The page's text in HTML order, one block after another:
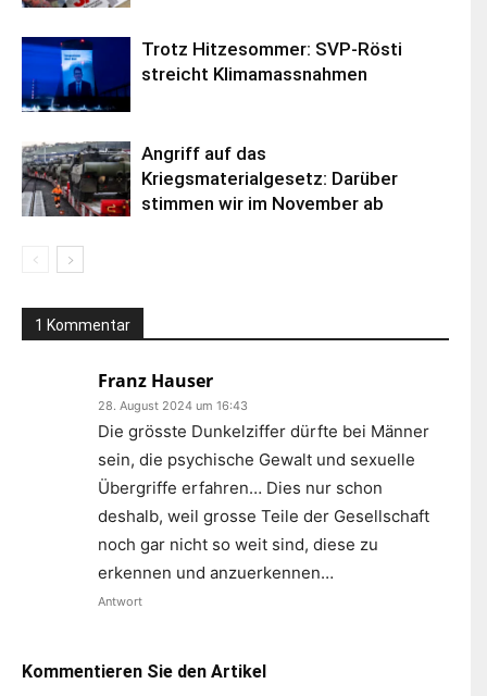
Trotz Hitzesommer: SVP-Rösti
streicht Klimamassnahmen
Angriff auf das
Kriegsmaterialgesetz: Darüber
stimmen wir im November ab
1 Kommentar
Franz Hauser
28. August 2024 um 16:43
Die grösste Dunkelziffer dürfte bei Männer
sein, die psychische Gewalt und sexuelle
Übergriffe erfahren… Dies nur schon
deshalb, weil grosse Teile der Gesellschaft
noch gar nicht so weit sind, diese zu
erkennen und anzuerkennen…
Antwort
Kommentieren Sie den Artikel